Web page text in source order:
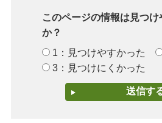
このページの情報は見つ
か？
1：見つけやすかった
3：見つけにくかった